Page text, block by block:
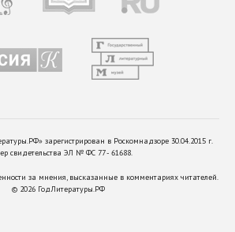
зарегистрирован в Роскомнадзоре 30.04.2015 г.
свидетельства ЭЛ № ФС 77 - 61688.
за мнения, высказанные в комментариях читателей.
© 2026 ГодЛитературы.РФ